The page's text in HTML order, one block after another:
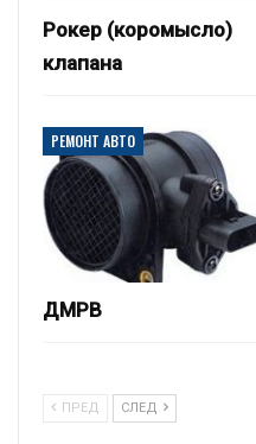
Рокер (коромысло)
клапана
РЕМОНТ АВТО
ДМРВ
ПРЕД СЛЕД